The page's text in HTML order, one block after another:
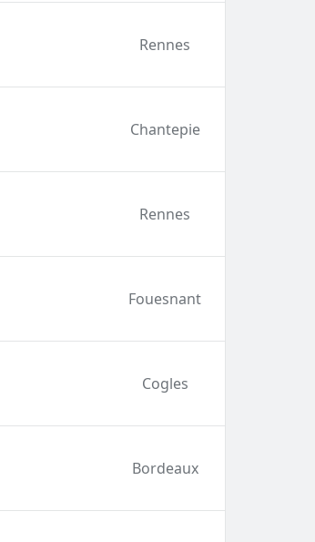
Rennes
Chantepie
Rennes
Fouesnant
Cogles
Bordeaux